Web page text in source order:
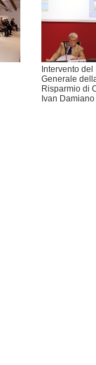
Intervento
Generale
Risparmio di
Ivan Damiano